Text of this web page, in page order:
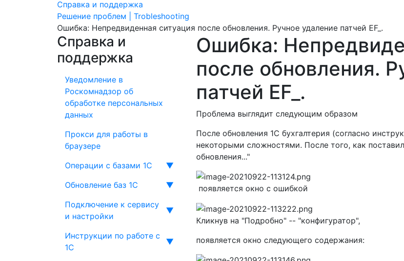
Справка и поддержка
Решение проблем | Trobleshooting
Ошибка: Непредвиденная ситуация после обновления. Ручное удаление патчей EF_.
Справка и
поддержка
Уведомление в
Роскомнадзор об
обработке персональных
данных
Прокси для работы в
браузере
Операции с базами 1С
▼
Обновление баз 1С
▼
Подключение к сервису
и настройки
▼
Инструкции по работе с
1С
▼
Ошибка:
после обновления.
патчей EF_.
Проблема выглядит следующим образом
После обновления 1С бухгалтерия (согласно
некоторыми сложностями. После того, как
обновления..."
появляется окно с ошибкой
Кликнув на "Подробно" -- "конфигуратор",
появляется окно следующего содержания: